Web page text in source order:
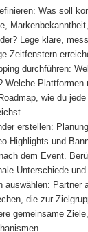
Was soll
Lege klare,
Zeitfenstern
durchführen:
Welche Plattformen
wie du
erstellen:
Highlights und
dem Event.
Unterschiede
auswählen: Partner
die zur
gemeinsame